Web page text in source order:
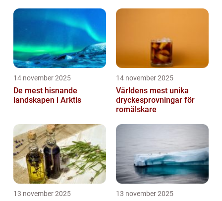
14 november 2025
De mest hisnande
landskapen i Arktis
14 november 2025
Världens mest unika
dryckesprovningar för
romälskare
13 november 2025 13 november 2025